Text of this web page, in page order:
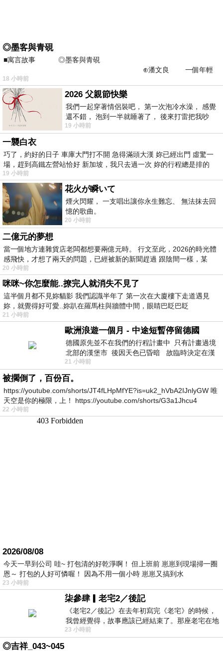
◎墨客與青硯
■寓言故事 ◎墨客與青硯
⊕潘文良 一個年輕
的墨客，在京城的古玩肆裡
18 小時前
2026 父親節快樂
我們一起穿著情侶裝吧， 第一次泡冷水澡， 感覺
還不錯， 泡到一半就睡著了， 後來打雷把我吵
醒， 手
19 小時前
一襲白衣
巧了，約好的日子 車庫大門打不開 急得滿頭大漢 妳已經出門 虛驚一
場，趕到高鐵左營站恰好 新加坡，我只去過一次 妳的行程總是排的
19 小時前
花火が瞬いて
煙火閃耀， 一支唱出讓你永生難忘、 無法抹去回
憶的歌曲。
20 小時前
二億元的夢想
當一個地方連雜貨店老闆都想要兩億元時。 行文至此，2026的時光體
感飛快，才想了兩天的問題，已經被新的新聞趕過 跟陰間一樣，某
20 小時前
咪咪~你怎麼能..撩完人就消失不見了
這半個月都不見妳貓影 我們認識半年了 第一次在大廈樓下走道遇見
妳，就覺得好可愛..妳趴在羅馬柱與牆體中間，眼睛巴眨巴眨
21 小時前
歐洲浪遊一個月 - 中途短暫停留德國
德國原先並不在我們的行程計畫中 只有計畫過境
北部的漢堡市 後因天色已昏暗 故臨時決定在漢
堡市吃晚餐和過夜
21 小時前
被擱倒了，百份百。
https://youtube.com/shorts/JT4fLHpMfYE?is=uk2_hVbA2IJnlyGW 唯
天空是你的極限，上！ https://youtube.com/shorts/G3a1Jhcu4
22 小時前
2026/08/08
今天一早到公司 哇~ 打包清的好乾淨啊！ 但上班前 崽崽到現場掃一圈
恩～ 打包的人好可憐喔！ 因為不用一個小時 崽崽又搞到水
23 小時前
柒參肆▎老宅2／後記
《老宅2／後記》在去年初寫完《老宅》的時候，
我曾經覺得，故事應該已經結束了。那座老宅在地
震中倒塌，七個人終於離開那片黑暗，
23 小時前
◎吉祥_043~045